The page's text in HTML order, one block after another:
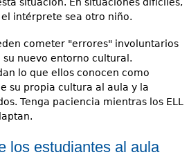
situación. En situaciones difíciles,
intérprete sea otro niño.
cometer "errores" involuntarios
nuevo entorno cultural.
lo que ellos conocen como
su propia cultura al aula y la
Tenga paciencia mientras los ELL
los estudiantes al aula